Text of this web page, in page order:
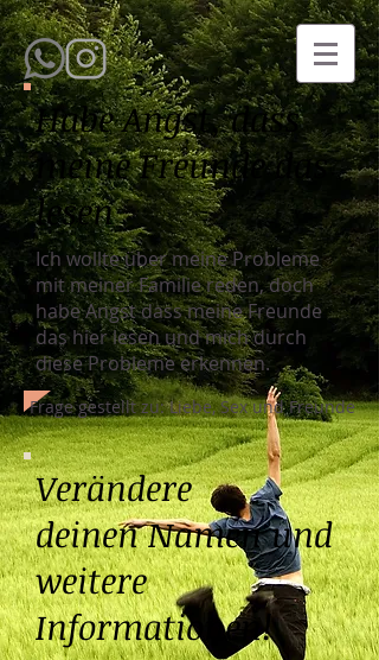
Habe Angst, dass
meine Freunde das
lesen
Ich wollte über meine Probleme
mit meiner Familie reden, doch
habe Angst dass meine Freunde
das hier lesen und mich durch
diese Probleme erkennen.
Frage gestellt zu: Liebe, Sex und Freunde
Verändere
deinen Namen und
weitere
Informationen!